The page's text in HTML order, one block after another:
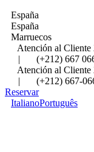
España
España
Marruecos
Atención al Cliente
|
(+212) 667
Atención al Cliente
|
(+212) 667-
Reservar
ItalianoPortuguês